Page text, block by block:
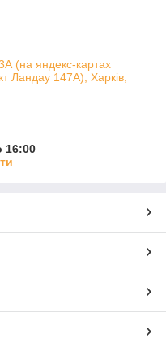
(на яндекс-картах
Ландау 147А), Харків,
16:00